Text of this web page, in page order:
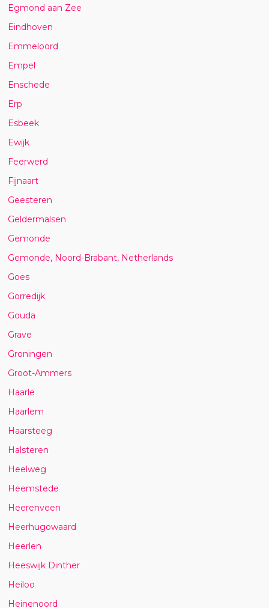
Egmond aan Zee
Eindhoven
Emmeloord
Empel
Enschede
Erp
Esbeek
Ewijk
Feerwerd
Fijnaart
Geesteren
Geldermalsen
Gemonde
Gemonde, Noord-Brabant, Netherlands
Goes
Gorredijk
Gouda
Grave
Groningen
Groot-Ammers
Haarle
Haarlem
Haarsteeg
Halsteren
Heelweg
Heemstede
Heerenveen
Heerhugowaard
Heerlen
Heeswijk Dinther
Heiloo
Heinenoord